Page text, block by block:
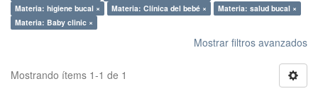
Materia: higiene bucal ×
Materia: Clínica del bebé ×
Materia: salud bucal ×
Materia: Baby clinic ×
Mostrar filtros avanzados
Mostrando ítems 1-1 de 1